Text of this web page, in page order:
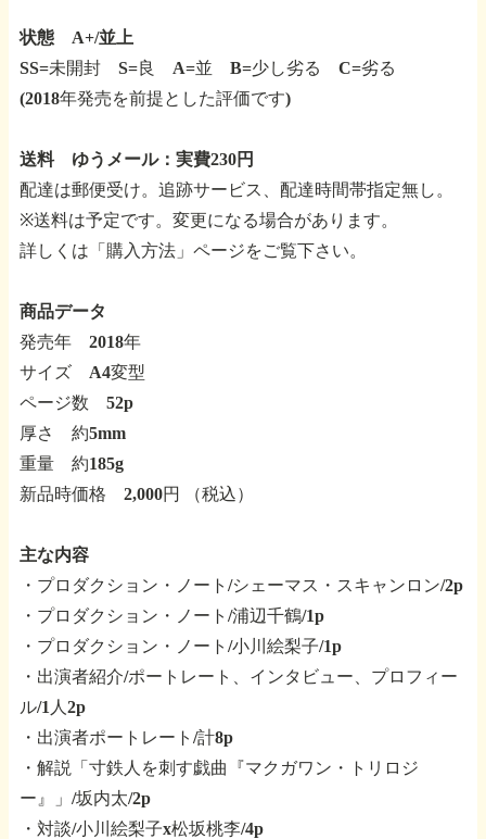
状態 A+/並上
SS=未開封 S=良 A=並 B=少し劣る C=劣る
(2018年発売を前提とした評価です)
送料 ゆうメール：実費230円
配達は郵便受け。追跡サービス、配達時間帯指定無し。
※送料は予定です。変更になる場合があります。
詳しくは「購入方法」ページをご覧下さい。
商品データ
発売年 2018年
サイズ A4変型
ページ数 52p
厚さ 約5mm
重量 約185g
新品時価格 2,000円 （税込）
主な内容
・プロダクション・ノート/シェーマス・スキャンロン/2p
・プロダクション・ノート/浦辺千鶴/1p
・プロダクション・ノート/小川絵梨子/1p
・出演者紹介/ポートレート、インタビュー、プロフィー
ル/1人2p
・出演者ポートレート/計8p
・解説「寸鉄人を刺す戯曲『マクガワン・トリロジ
ー』」/坂内太/2p
・対談/小川絵梨子x松坂桃李/4p